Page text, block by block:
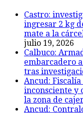
Castro:
ingresar 2 kg
mate a la
julio 19, 2026
Calbuco:
embarcadero
tras
Ancud:
inconsciente y
la zona de
Ancud: